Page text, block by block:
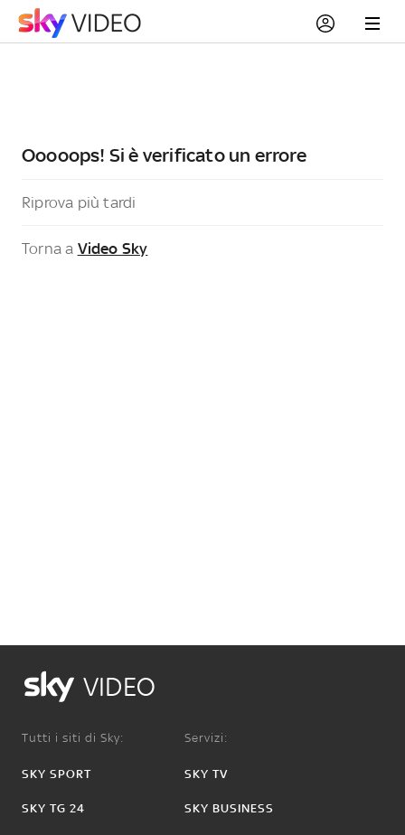
Ooooops! Si è verificato un errore
Riprova più tardi
Torna a Video Sky
VIDEO
Tutti i siti di Sky:
SKY SPORT
SKY TG 24
Servizi:
SKY TV
SKY BUSINESS